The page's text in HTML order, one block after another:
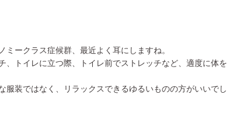
ークラス症候群、最近よく耳にしますね。
、トイレに立つ際、トイレ前でストレッチなど、適度に体を
服装ではなく、リラックスできるゆるいものの方がいいでし